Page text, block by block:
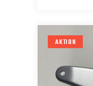
AKTION